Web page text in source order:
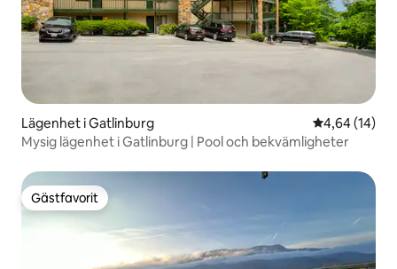
Lägenhet i Gatlinburg 4,64 av 5 i
4,64 (14)
Mysig lägenhet i Gatlinburg | Pool och bekvämligheter
Gästfavorit
Gästfavorit